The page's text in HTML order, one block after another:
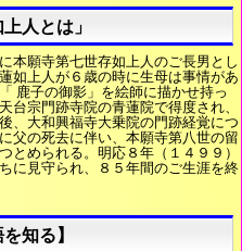
人とは」
本願寺第七世存如上人のご長男とし
如上人が６歳の時に生母は事情があ
鹿子の御影」を絵師に描かせ持っ
台宗門跡寺院の青蓮院で得度され、
、大和興福寺大乗院の門跡経覚につ
父の死去に伴い、本願寺第八世の留
とめられる。明応８年（１４９９）
に見守られ、８５年間のご生涯を終
知る】